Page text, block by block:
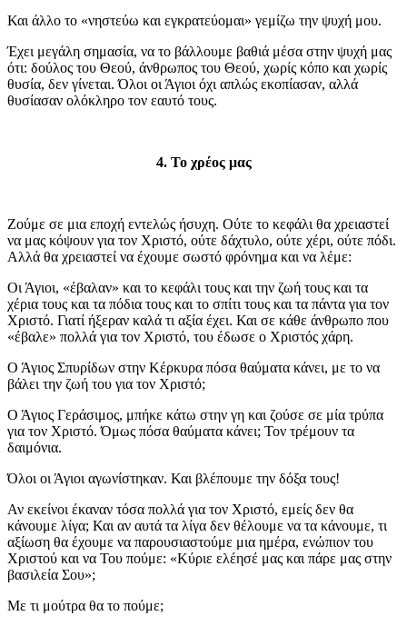
Και άλλο το «νηστεύω και εγκρατεύομαι» γεμίζω την ψυχή μου.
Έχει μεγάλη σημασία, να το βάλλουμε βαθιά μέσα στην ψυχή μας
ότι: δούλος του Θεού, άνθρωπος του Θεού, χωρίς κόπο και χωρίς
θυσία, δεν γίνεται. Όλοι οι Άγιοι όχι απλώς εκοπίασαν, αλλά
θυσίασαν ολόκληρο τον εαυτό τους.
4. Το χρέος μας
Ζούμε σε μια εποχή εντελώς ήσυχη. Ούτε το κεφάλι θα χρειαστεί
να μας κόψουν για τον Χριστό, ούτε δάχτυλο, ούτε χέρι, ούτε πόδι.
Αλλά θα χρειαστεί να έχουμε σωστό φρόνημα και να λέμε:
Οι Άγιοι, «έβαλαν» και το κεφάλι τους και την ζωή τους και τα
χέρια τους και τα πόδια τους και το σπίτι τους και τα πάντα για τον
Χριστό. Γιατί ήξεραν καλά τι αξία έχει. Και σε κάθε άνθρωπο που
«έβαλε» πολλά για τον Χριστό, του έδωσε ο Χριστός χάρη.
Ο Άγιος Σπυρίδων στην Κέρκυρα πόσα θαύματα κάνει, με το να
βάλει την ζωή του για τον Χριστό;
Ο Άγιος Γεράσιμος, μπήκε κάτω στην γη και ζούσε σε μία τρύπα
για τον Χριστό. Όμως πόσα θαύματα κάνει; Τον τρέμουν τα
δαιμόνια.
Όλοι οι Άγιοι αγωνίστηκαν. Και βλέπουμε την δόξα τους!
Αν εκείνοι έκαναν τόσα πολλά για τον Χριστό, εμείς δεν θα
κάνουμε λίγα; Και αν αυτά τα λίγα δεν θέλουμε να τα κάνουμε, τι
αξίωση θα έχουμε να παρουσιαστούμε μια ημέρα, ενώπιον του
Χριστού και να Του πούμε: «Κύριε ελέησέ μας και πάρε μας στην
βασιλεία Σου»;
Με τι μούτρα θα το πούμε;